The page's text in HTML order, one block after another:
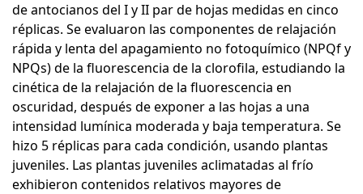
de antocianos del I y II par de hojas medidas en cinco
réplicas. Se evaluaron las componentes de relajación
rápida y lenta del apagamiento no fotoquímico (NPQf y
NPQs) de la fluorescencia de la clorofila, estudiando la
cinética de la relajación de la fluorescencia en
oscuridad, después de exponer a las hojas a una
intensidad lumínica moderada y baja temperatura. Se
hizo 5 réplicas para cada condición, usando plantas
juveniles. Las plantas juveniles aclimatadas al frío
exhibieron contenidos relativos mayores de